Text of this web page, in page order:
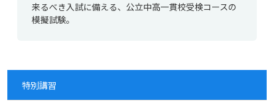
来るべき入試に備える、公立中高一貫校受検コースの
模擬試験。
特別講習